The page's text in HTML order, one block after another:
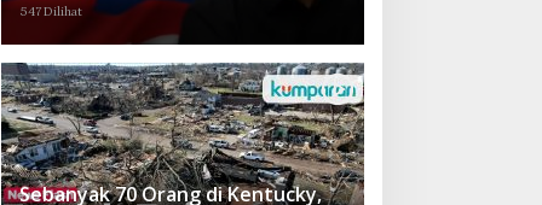
547 Dilihat
Sebanyak 70 Orang di Kentucky,